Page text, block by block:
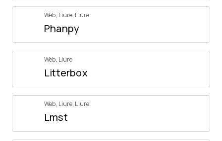
Web, Liure, Liure
Phanpy
Web, Liure
Litterbox
Web, Liure, Liure
Lmst